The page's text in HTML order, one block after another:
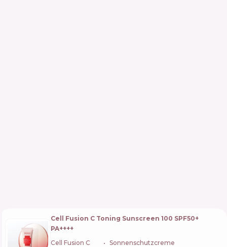
Cell Fusion C Toning Sunscreen 100 SPF50+
PA++++
Cell Fusion C
Sonnenschutzcreme